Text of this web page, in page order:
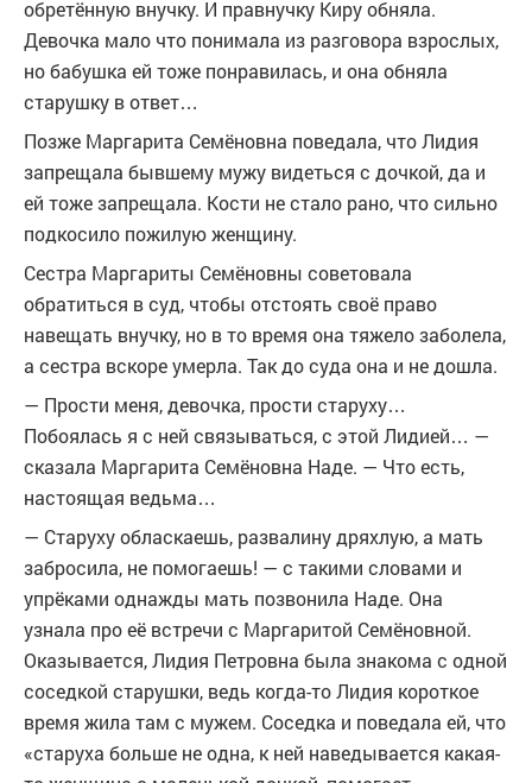
обретённую внучку. И правнучку Киру обняла.
Девочка мало что понимала из разговора взрослых,
но бабушка ей тоже понравилась, и она обняла
старушку в ответ…
Позже Маргарита Семёновна поведала, что Лидия
запрещала бывшему мужу видеться с дочкой, да и
ей тоже запрещала. Кости не стало рано, что сильно
подкосило пожилую женщину.
Сестра Маргариты Семёновны советовала
обратиться в суд, чтобы отстоять своё право
навещать внучку, но в то время она тяжело заболела,
а сестра вскоре умерла. Так до суда она и не дошла.
— Прости меня, девочка, прости старуху…
Побоялась я с ней связываться, с этой Лидией… —
сказала Маргарита Семёновна Наде. — Что есть,
настоящая ведьма…
— Старуху обласкаешь, развалину дряхлую, а мать
забросила, не помогаешь! — с такими словами и
упрёками однажды мать позвонила Наде. Она
узнала про её встречи с Маргаритой Семёновной.
Оказывается, Лидия Петровна была знакома с одной
соседкой старушки, ведь когда-то Лидия короткое
время жила там с мужем. Соседка и поведала ей, что
«старуха больше не одна, к ней наведывается какая-